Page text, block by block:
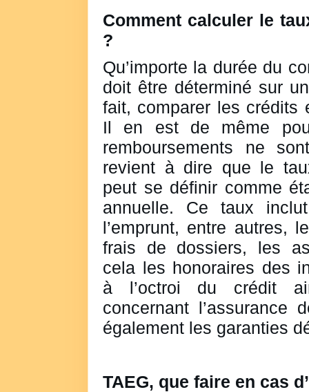
Comment calculer le
?
Qu’importe la durée du
doit être déterminé sur
fait, comparer les crédits
Il en est de même
remboursements ne
revient à dire que le
peut se définir comme
annuelle. Ce taux
l’emprunt, entre autres,
frais de dossiers, les
cela les honoraires des
à l’octroi du crédit
concernant l’assurance
également les garanties
TAEG, que faire en cas